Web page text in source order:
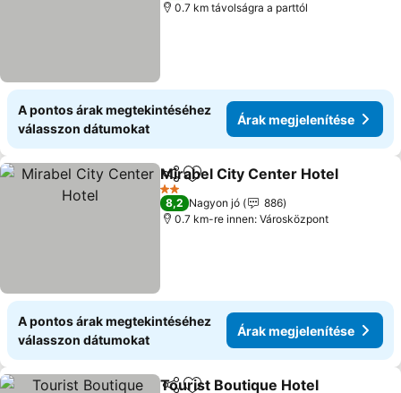
0.7 km távolságra a parttól
A pontos árak megtekintéséhez
válasszon dátumokat
Árak megjelenítése
Megosztás
Hozzáadás a kedvencekhez
Mirabel City Center Hotel
2 Kategória
8,2 Nagyon jó
886
0.7 km-re innen: Városközpont
A pontos árak megtekintéséhez
válasszon dátumokat
Árak megjelenítése
Tourist Boutique Hotel